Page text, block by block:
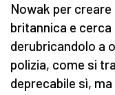
Nowak per
britannica e
derubricandolo a
polizia, come si
deprecabile sì,